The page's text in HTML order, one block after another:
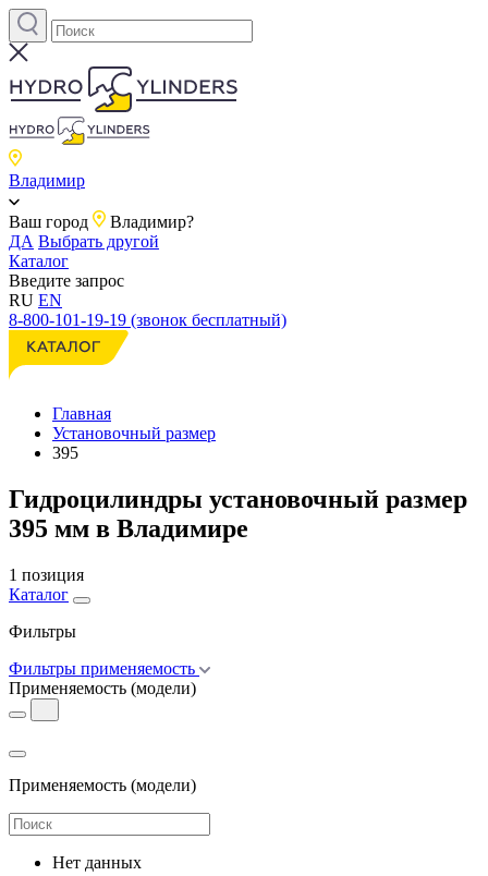
Владимир
Ваш город
Владимир?
ДА Выбрать другой
Каталог
Введите запрос
RU EN
8-800-101-19-19 (звонок бесплатный)
Главная
Установочный размер
395
Гидроцилиндры установочный размер
395 мм в Владимире
1 позиция
Каталог
Фильтры
Фильтры применяемость
Применяемость (модели)
Применяемость (модели)
Нет данных